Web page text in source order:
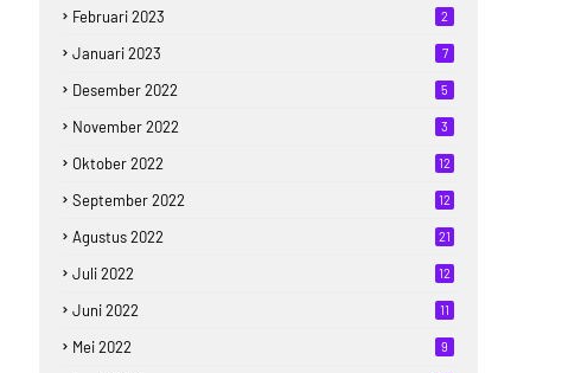
Februari 2023 2
Januari 2023 7
Desember 2022 5
November 2022 3
Oktober 2022 12
September 2022 12
Agustus 2022 21
Juli 2022 12
Juni 2022 11
Mei 2022 9